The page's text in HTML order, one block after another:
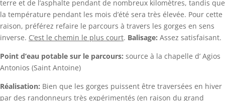
terre et de l’asphalte pendant de nombreux kilomètres, tandis que
la température pendant les mois d’été sera très élevée. Pour cette
raison, préférez refaire le parcours à travers les gorges en sens
inverse. C’est le chemin le plus court. Balisage: Assez satisfaisant.
Point d’eau potable sur le parcours: source à la chapelle d’ Agios
Antonios (Saint Antoine)
Réalisation: Bien que les gorges puissent être traversées en hiver
par des randonneurs très expérimentés (en raison du grand